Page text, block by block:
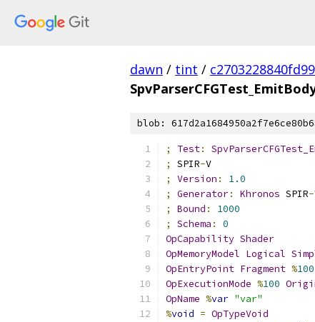
dawn / tint /
blob:
; Test:
;
SPIR-V
;
Version :
1.0
;
Generator: Khronos SPIR-
;
Bound :
1000
;
Schema :
0
OpCapability Shader
OpMemoryModel Logical
OpEntryPoint Fragment %100
OpExecutionMode %100
OpName %var "var"
%void = OpTypeVoid